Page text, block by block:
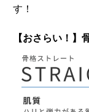
す！
【おさらい！】